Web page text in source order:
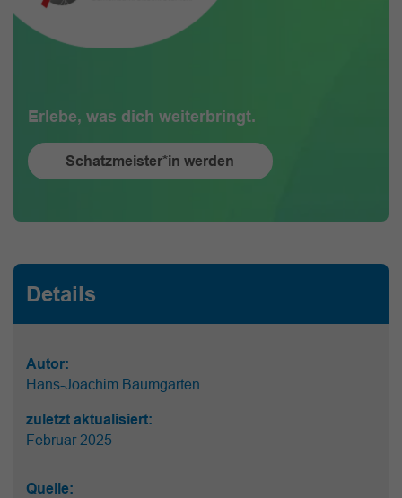
Erlebe, was dich weiterbringt.
Schatzmeister*in werden
Details
Autor:
Hans-Joachim Baumgarten
zuletzt aktualisiert:
Februar 2025
Quelle: